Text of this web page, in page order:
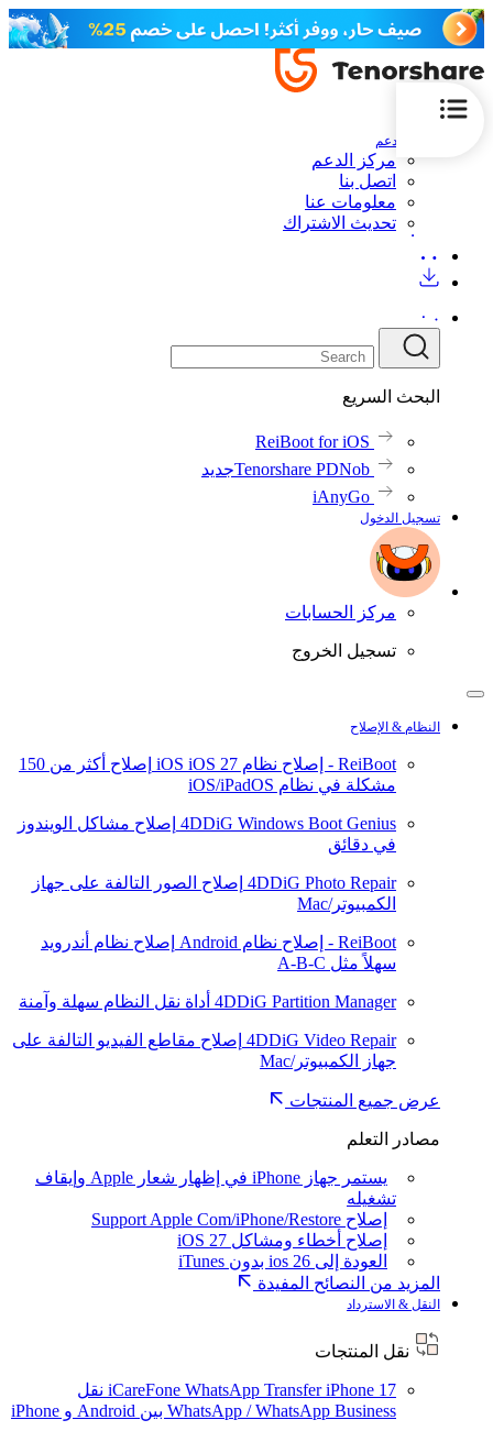
الدعم
مركز الدعم
اتصل بنا
معلومات عنا
تحديث الاشتراك
البحث السريع
ReiBoot for iOS
Tenorshare PDNobجديد
iAnyGo
تسجيل الدخول
مركز الحسابات
تسجيل الخروج
النظام & الإصلاح
ReiBoot - إصلاح نظام iOS iOS 27
إصلاح أكثر من 150
مشكلة في نظام iOS/iPadOS
4DDiG Windows Boot Genius إصلاح مشاكل الويندوز
في دقائق
4DDiG Photo Repair إصلاح الصور التالفة على جهاز
الكمبيوتر/Mac
ReiBoot - إصلاح نظام Android
إصلاح نظام أندرويد
سهلاً مثل A-B-C
4DDiG Partition Manager أداة نقل النظام سهلة وآمنة
4DDiG Video Repair إصلاح مقاطع الفيديو التالفة على
جهاز الكمبيوتر/Mac
عرض جميع المنتجات
مصادر التعلم
يستمر جهاز iPhone في إظهار شعار Apple وإيقاف
تشغيله
إصلاح Support Apple Com/iPhone/Restore
إصلاح أخطاء ومشاكل iOS 27
العودة إلى ios 26 بدون iTunes
المزيد من النصائح المفيدة
النقل & الاسترداد
نقل المنتجات
iCareFone WhatsApp TransferiPhone 17
نقل
WhatsApp / WhatsApp Business بين Android و iPhone